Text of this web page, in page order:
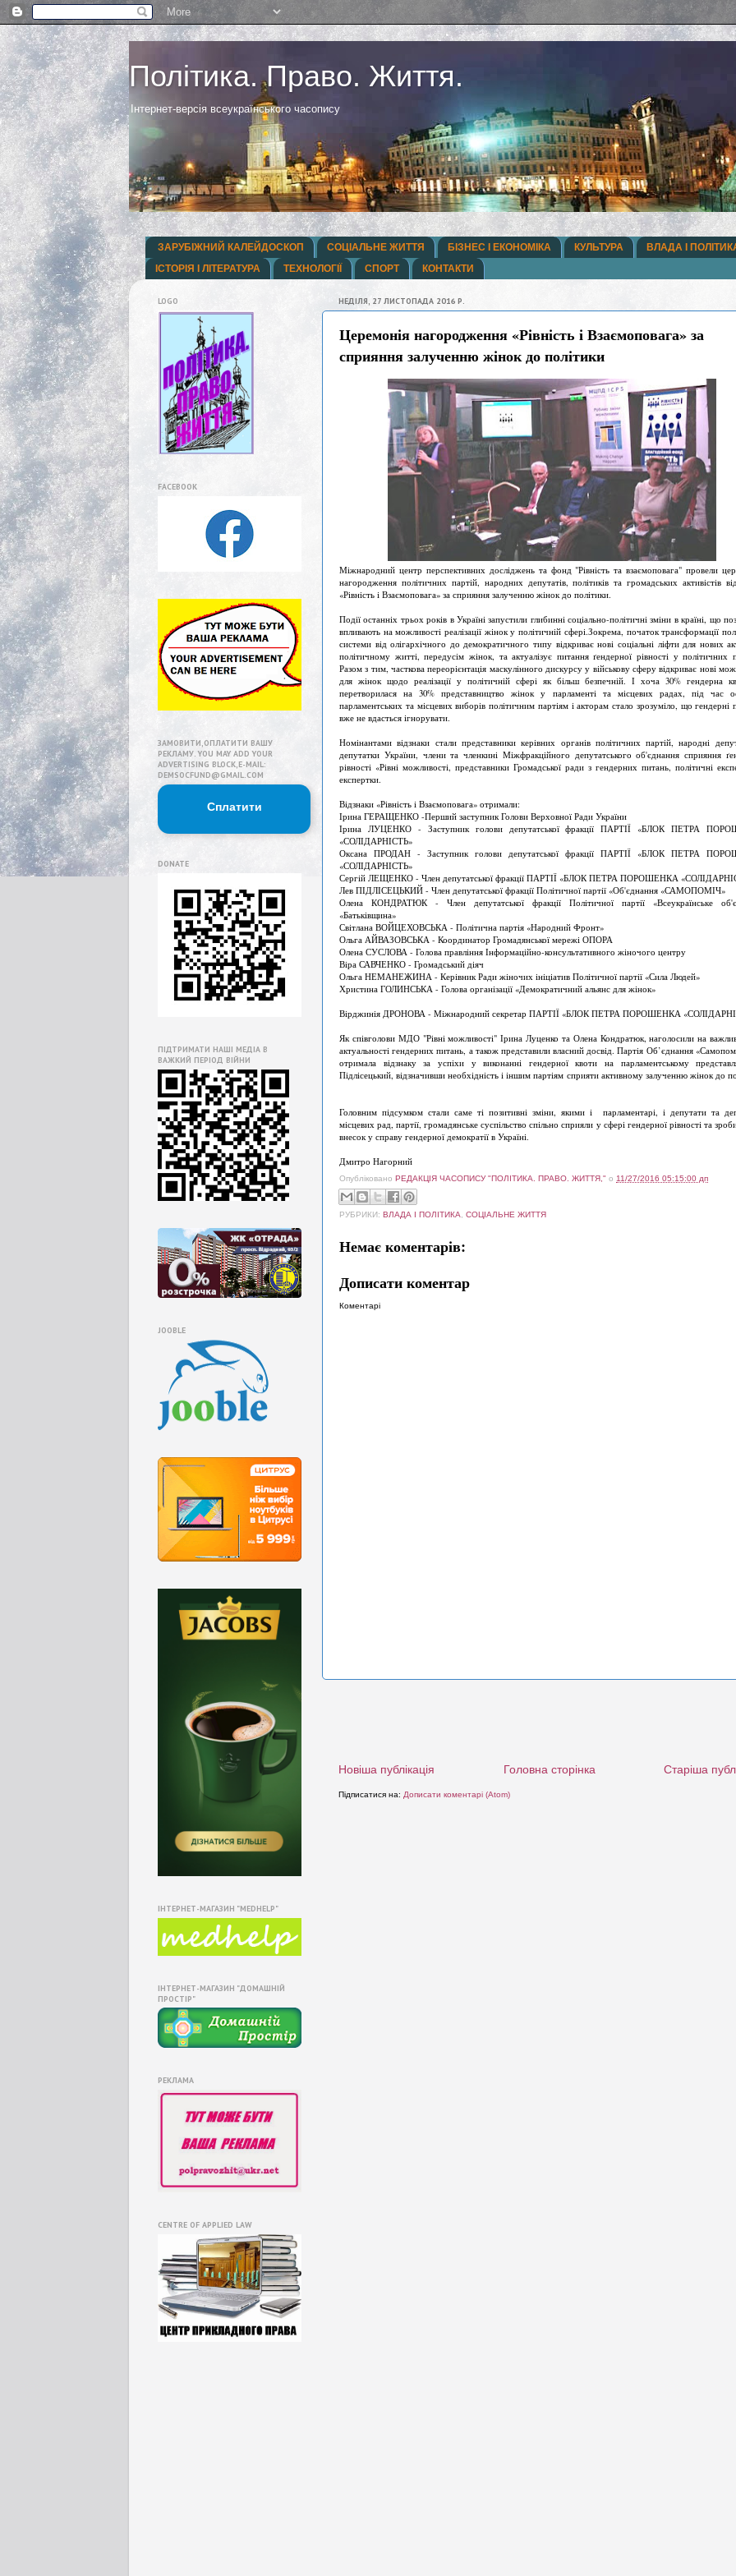
Політика. Право. Життя.
Інтернет-версія всеукраїнського часопису
ЗАРУБІЖНИЙ КАЛЕЙДОСКОП СОЦІАЛЬНЕ ЖИТТЯ БІЗНЕС І ЕКОНОМІКА КУЛЬТУРА ВЛАДА І
ІСТОРІЯ І ЛІТЕРАТУРА
ТЕХНОЛОГІЇ СПОРТ КОНТАКТИ
НЕДІЛЯ, 27 ЛИСТОПАДА 2016 Р.
Церемонія нагородження «Рівність і Взаємоповага» за
сприяння залученню жінок до політики
Міжнародний центр перспективних досліджень та фонд "Рівність та взаємоповага" провели
нагородження політичних партій, народних депутатів, політиків та громадських активістів
«Рівність і Взаємоповага» за сприяння залученню жінок до політики.
Події останніх трьох років в Україні запустили глибинні соціально-політичні зміни в країні, що
впливають на можливості реалізації жінок у політичній сфері.Зокрема, початок трансформації
системи від олігархічного до демократичного типу відкриває нові соціальні ліфти для нових
політичному житті, передусім жінок, та актуалізує питання ґендерної рівності у політичних
Разом з тим, часткова переорієнтація маскулінного дискурсу у військову сферу відкриває нові
для жінок щодо реалізації у політичній сфері як більш безпечній. І хоча 30% гендерна
перетворилася на 30% представництво жінок у парламенті та місцевих радах, під час
парламентських та місцевих виборів політичним партіям і акторам стало зрозуміло, що гендерні
вже не вдасться ігнорувати.
Номінантами відзнаки стали представники керівних органів політичних партій, народні
депутатки України, члени та членкині Міжфракційного депутатського об'єднання сприяння
рівності «Рівні можливості, представники Громадської ради з гендерних питань, політичні
експертки.
Відзнаки «Рівність і Взаємоповага» отримали:
Ірина ГЕРАЩЕНКО -Перший заступник Голови Верховної Ради України
Ірина ЛУЦЕНКО - Заступник голови депутатської фракції ПАРТІЇ «БЛОК ПЕТРА
«СОЛІДАРНІСТЬ»
Оксана ПРОДАН - Заступник голови депутатської фракції ПАРТІЇ «БЛОК ПЕТРА
«СОЛІДАРНІСТЬ»
Сергій ЛЕЩЕНКО - Член депутатської фракції ПАРТІЇ «БЛОК ПЕТРА ПОРОШЕНКА
Лев ПІДЛІСЕЦЬКИЙ - Член депутатської фракції Політичної партії «Об'єднання «САМОПОМІЧ»
Олена КОНДРАТЮК - Член депутатської фракції Політичної партії «Всеукраїнське
«Батьківщина»
Світлана ВОЙЦЕХОВСЬКА - Політична партія «Народний Фронт»
Ольга АЙВАЗОВСЬКА - Координатор Громадянської мережі ОПОРА
Олена СУСЛОВА - Голова правління Інформаційно-консультативного жіночого центру
Віра САВЧЕНКО - Громадський діяч
Ольга НЕМАНЕЖИНА - Керівник Ради жіночих ініціатив Політичної партії «Сила Людей»
Христина ГОЛИНСЬКА - Голова організації «Демократичний альянс для жінок»
Вірджинія ДРОНОВА - Міжнародний секретар ПАРТІЇ «БЛОК ПЕТРА ПОРОШЕНКА
Як співголови МДО "Рівні можливості" Ірина Луценко та Олена Кондратюк, наголосили на
актуальності гендерних питань, а також представили власний досвід. Партія Об’єднання
отримала відзнаку за успіхи у виконанні гендерної квоти на парламентському
Підлісецький, відзначивши необхідність і іншим партіям сприяти активному залученню жінок до
Головним підсумком стали саме ті позитивні зміни, якими і парламентарі, і депутати та
місцевих рад, партії, громадянське суспільство спільно сприяли у сфері гендерної рівності та
внесок у справу гендерної демократії в Україні.
Дмитро Нагорний
Опубліковано РЕДАКЦІЯ ЧАСОПИСУ "ПОЛІТИКА. ПРАВО. ЖИТТЯ," о 11/27/2016 05:15:00 дп
РУБРИКИ: ВЛАДА І ПОЛІТИКА СОЦІАЛЬНЕ ЖИТТЯ
Немає коментарів:
Дописати коментар
Коментарі
Новіша публікація Старіша
Головна сторінка
Підписатися на: Дописати коментарі (Atom)
LOGO
FACEBOOK
ЗАМОВИТИ,ОПЛАТИТИ ВАШУ
РЕКЛАМУ. YOU MAY ADD YOUR
ADVERTISING BLOCK,E-MAIL:
DEMSOCFUND@GMAIL.COM
Сплатити
DONATE
ПІДТРИМАТИ НАШІ МЕДІА В
ВАЖКИЙ ПЕРІОД ВІЙНИ
JOOBLE
ІНТЕРНЕТ-МАГАЗИН "MEDHELP"
ІНТЕРНЕТ-МАГАЗИН "ДОМАШНІЙ
ПРОСТІР"
РЕКЛАМА
CENTRE OF APPLIED LAW